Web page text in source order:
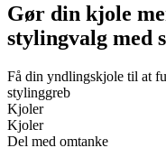
Gør din kjole
stylingvalg med
Få din yndlingskjole til at
stylinggreb
Kjoler
Kjoler
Del med omtanke